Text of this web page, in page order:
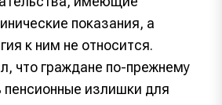
показания, а
к ним не относится.
что граждане по-прежнему
пенсионные излишки для